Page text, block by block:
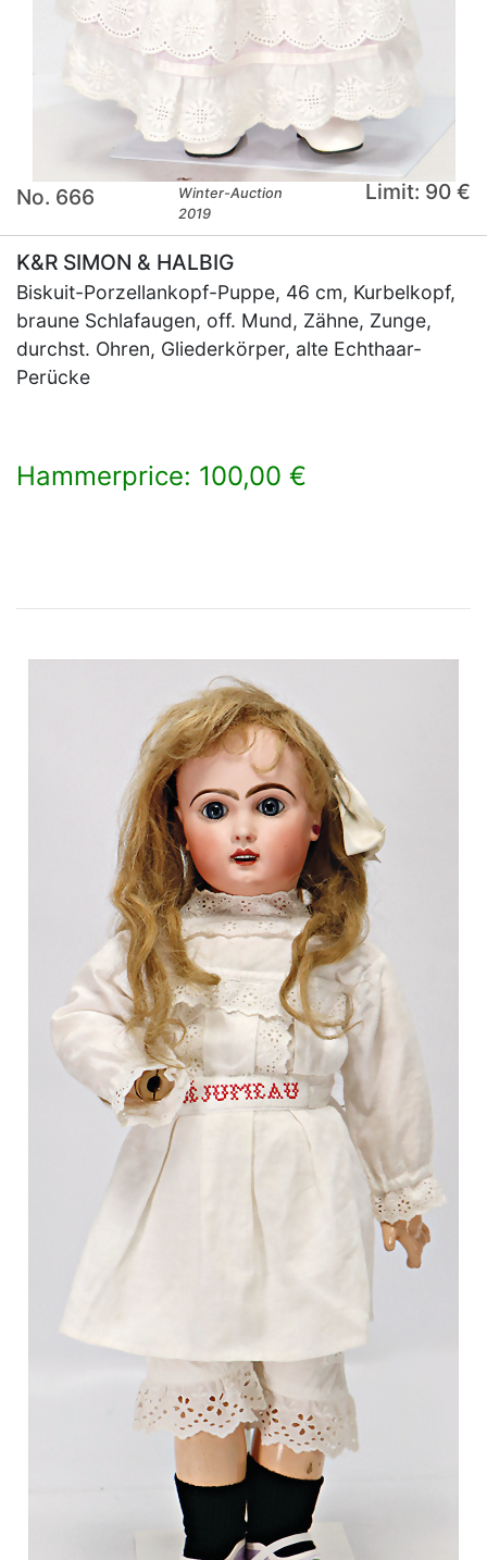
No. 666
Winter-Auction
2019
Limit: 90 €
K&R SIMON & HALBIG
Biskuit-Porzellankopf-Puppe, 46 cm, Kurbelkopf,
braune Schlafaugen, off. Mund, Zähne, Zunge,
durchst. Ohren, Gliederkörper, alte Echthaar-
Perücke
Hammerprice: 100,00 €